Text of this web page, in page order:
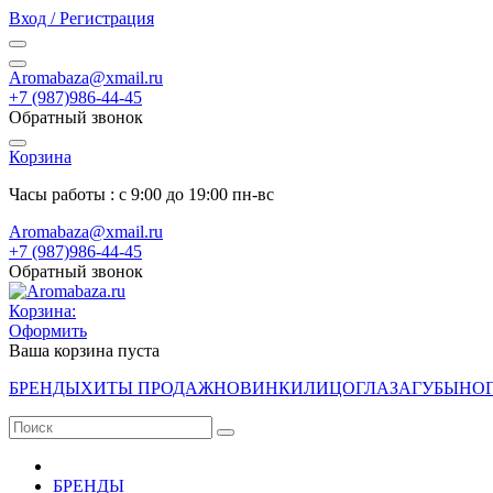
Вход / Регистрация
Aromabaza@xmail.ru
+7 (987)986-44-45
Обратный звонок
Корзина
Часы работы : с 9:00 до 19:00 пн-вс
Aromabaza@xmail.ru
+7 (987)986-44-45
Обратный звонок
Корзина:
Оформить
Ваша корзина пуста
БРЕНДЫХИТЫ ПРОДАЖНОВИНКИЛИЦОГЛАЗАГУБЫ
БРЕНДЫ